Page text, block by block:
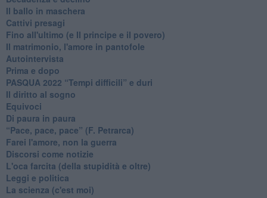
Il ballo in maschera
Cattivi presagi
Fino all'ultimo (e Il principe e il povero)
Il matrimonio, l'amore in pantofole
Autointervista
Prima e dopo
​PASQUA 2022 “Tempi difficili” e duri
Il diritto al sogno
Equivoci
Di paura in paura
​“Pace, pace, pace” (F. Petrarca)
Farei l'amore, non la guerra
Discorsi come notizie
L'oca farcita (della stupidità e oltre)
Leggi e politica
La scienza (c'est moi)